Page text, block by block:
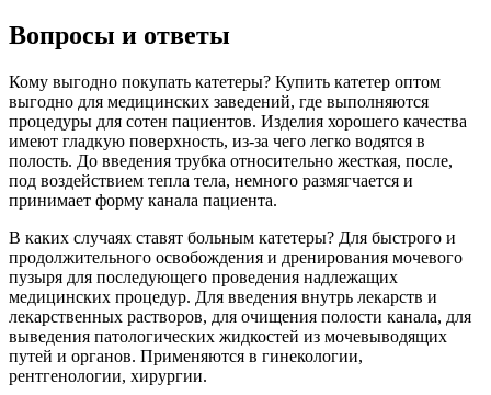
Вопросы и ответы
Кому выгодно покупать катетеры? Купить катетер оптом
выгодно для медицинских заведений, где выполняются
процедуры для сотен пациентов. Изделия хорошего качества
имеют гладкую поверхность, из-за чего легко водятся в
полость. До введения трубка относительно жесткая, после,
под воздействием тепла тела, немного размягчается и
принимает форму канала пациента.
В каких случаях ставят больным катетеры? Для быстрого и
продолжительного освобождения и дренирования мочевого
пузыря для последующего проведения надлежащих
медицинских процедур. Для введения внутрь лекарств и
лекарственных растворов, для очищения полости канала, для
выведения патологических жидкостей из мочевыводящих
путей и органов. Применяются в гинекологии,
рентгенологии, хирургии.